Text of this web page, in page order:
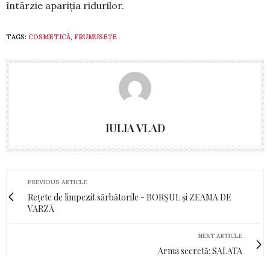
întârzie apariţia riduri­lor.
TAGS: COSMETICĂ, FRUMUSEȚE
IULIA VLAD
PREVIOUS ARTICLE
Rețete de limpezit sărbătorile - BORȘUL și ZEAMA DE
VARZĂ
NEXT ARTICLE
Arma secretă: SALATA